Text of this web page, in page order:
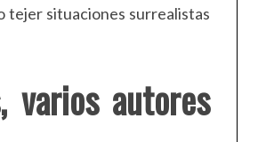
tejer situaciones surrealistas
varios autores